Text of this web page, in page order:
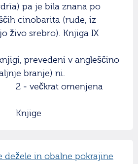
pa je bila znana po
cinobarita (rude, iz
živo srebro). Knjiga IX
prevedeni v angleščino
branje) ni.
2 - večkrat omenjena
Knjige
dežele in obalne pokrajine